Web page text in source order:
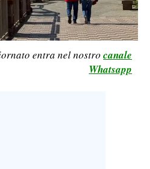
entra nel nostro canale
Whatsapp